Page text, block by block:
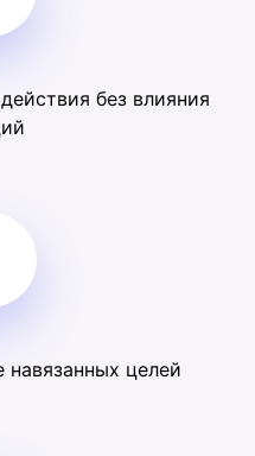
без влияния
навязанных целей